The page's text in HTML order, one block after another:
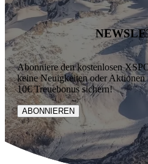
Abonniere den kostenlosen
keine Neuigkeiten oder
10€ Treuebonus sichern!
ABONNIEREN